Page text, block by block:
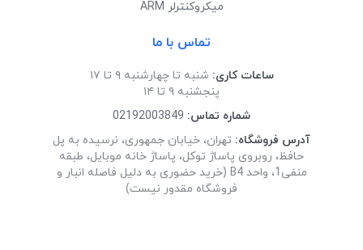
میکروکنترلر ARM
تماس با ما
ساعات کاری:شنبه تا چهارشنبه ۹ تا ۱۷
پنجشنبه ۹ تا ۱۴
شماره تماس: 02192003849
آدرس فروشگاه:تهران، خیابان جمهوری، نرسیده به پل
حافظ، روبروی پاساژ توکل، پاساژ خانه موبایل، طبقه
منفی1، واحد B4 (خرید حضوری به دلیل فاصله انبار و
فروشگاه مقدور نیست)